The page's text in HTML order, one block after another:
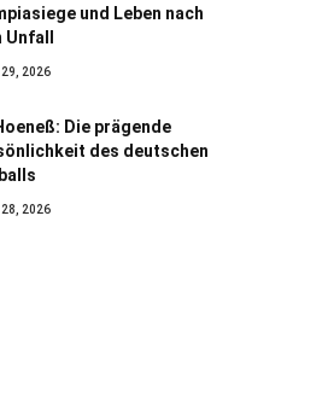
und Leben nach
Unfall
29, 2026
Die prägende
des deutschen
28, 2026